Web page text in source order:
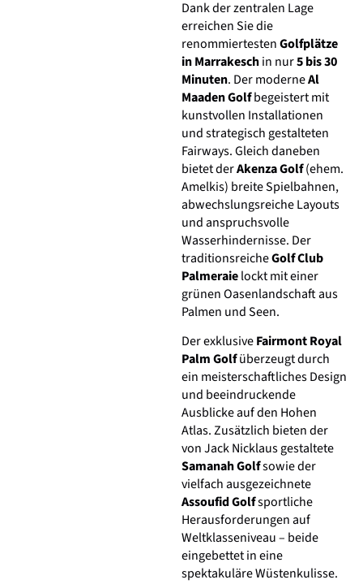
Dank der zentralen Lage
erreichen Sie die
renommiertestenGolfplätze
in Marrakeschin nur5 bis 30
Minuten. Der moderneAl
Maaden Golfbegeistert mit
kunstvollen Installationen
und strategisch gestalteten
Fairways. Gleich daneben
bietet derAkenza Golf(ehem.
Amelkis) breite Spielbahnen,
abwechslungsreiche Layouts
und anspruchsvolle
Wasserhindernisse. Der
traditionsreicheGolf Club
Palmeraielockt mit einer
grünen Oasenlandschaft aus
Palmen und Seen.
Der exklusiveFairmont Royal
Palm Golfüberzeugt durch
ein meisterschaftliches Design
und beeindruckende
Ausblicke auf den Hohen
Atlas. Zusätzlich bieten der
von Jack Nicklaus gestaltete
Samanah Golfsowie der
vielfach ausgezeichnete
Assoufid Golfsportliche
Herausforderungen auf
Weltklasseniveau – beide
eingebettet in eine
spektakuläre Wüstenkulisse.